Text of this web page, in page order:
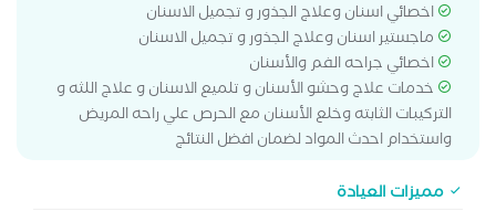
اخصائي اسنان وعلاج الجذور و تجميل الاسنان
ماجستير اسنان وعلاج الجذور و تجميل الاسنان
اخصائي جراحه الفم والأسنان
خدمات علاج وحشو الأسنان و تلميع الاسنان و علاج اللثه و
التركيبات الثابته وخلع الأسنان مع الحرص علي راحه المريض
واستخدام احدث المواد لضمان افضل النتائج
مميزات العيادة